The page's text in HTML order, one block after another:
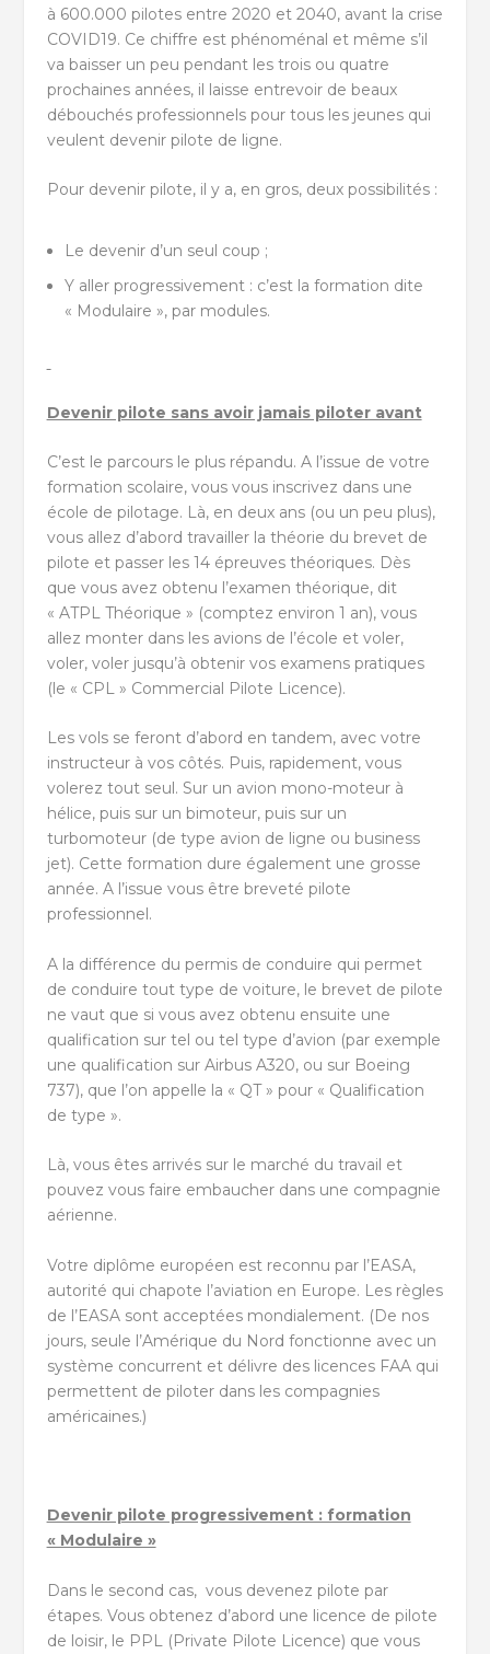
à 600.000 pilotes entre 2020 et 2040, avant la crise
COVID19. Ce chiffre est phénoménal et même s’il
va baisser un peu pendant les trois ou quatre
prochaines années, il laisse entrevoir de beaux
débouchés professionnels pour tous les jeunes qui
veulent devenir pilote de ligne.
Pour devenir pilote, il y a, en gros, deux possibilités :
Le devenir d’un seul coup ;
Y aller progressivement : c’est la formation dite
« Modulaire », par modules.
Devenir pilote sans avoir jamais piloter avant
C’est le parcours le plus répandu. A l’issue de votre
formation scolaire, vous vous inscrivez dans une
école de pilotage. Là, en deux ans (ou un peu plus),
vous allez d’abord travailler la théorie du brevet de
pilote et passer les 14 épreuves théoriques. Dès
que vous avez obtenu l’examen théorique, dit
« ATPL Théorique » (comptez environ 1 an), vous
allez monter dans les avions de l’école et voler,
voler, voler jusqu’à obtenir vos examens pratiques
(le « CPL » Commercial Pilote Licence).
Les vols se feront d’abord en tandem, avec votre
instructeur à vos côtés. Puis, rapidement, vous
volerez tout seul. Sur un avion mono-moteur à
hélice, puis sur un bimoteur, puis sur un
turbomoteur (de type avion de ligne ou business
jet). Cette formation dure également une grosse
année. A l’issue vous être breveté pilote
professionnel.
A la différence du permis de conduire qui permet
de conduire tout type de voiture, le brevet de pilote
ne vaut que si vous avez obtenu ensuite une
qualification sur tel ou tel type d’avion (par exemple
une qualification sur Airbus A320, ou sur Boeing
737), que l’on appelle la « QT » pour « Qualification
de type ».
Là, vous êtes arrivés sur le marché du travail et
pouvez vous faire embaucher dans une compagnie
aérienne.
Votre diplôme européen est reconnu par l’EASA,
autorité qui chapote l’aviation en Europe. Les règles
de l’EASA sont acceptées mondialement. (De nos
jours, seule l’Amérique du Nord fonctionne avec un
système concurrent et délivre des licences FAA qui
permettent de piloter dans les compagnies
américaines.)
Devenir pilote progressivement : formation
« Modulaire »
Dans le second cas, vous devenez pilote par
étapes. Vous obtenez d’abord une licence de pilote
de loisir, le PPL (Private Pilote Licence) que vous